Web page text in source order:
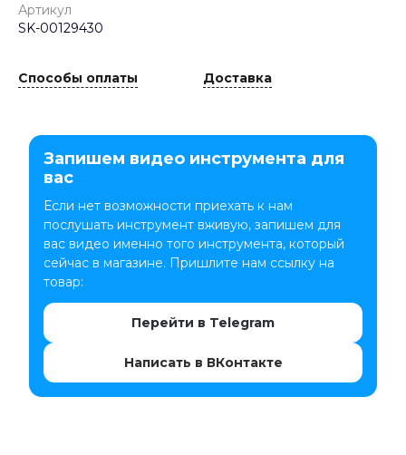
Артикул
SK-00129430
Способы оплаты Доставка
Запишем видео инструмента для
вас
Если нет возможности приехать к нам
послушать инструмент вживую, запишем для
вас видео именно того инструмента, который
сейчас в магазине. Пришлите нам ссылку на
товар:
Перейти в Telegram
Написать в ВКонтакте